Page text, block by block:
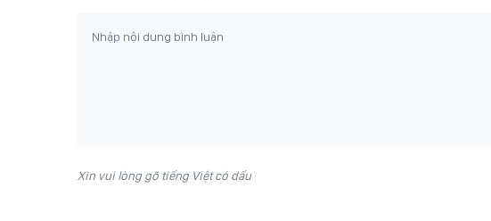
Xin vui lòng gõ tiếng Việt có dấu